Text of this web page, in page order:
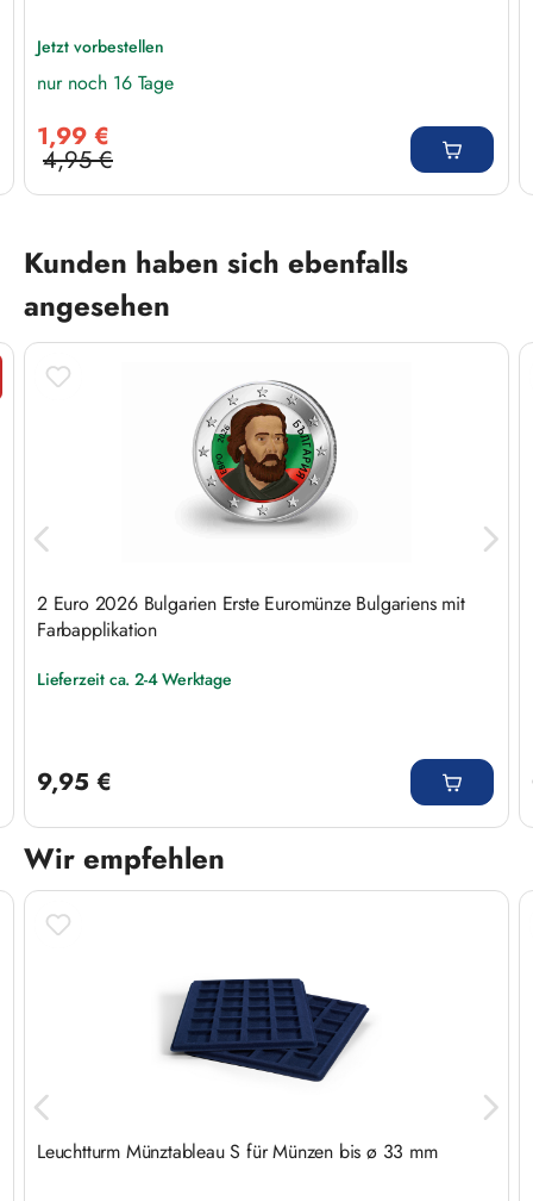
Jetzt vorbestellen
nur noch 16 Tage
1,99 €
Regulärer Preis:
4,95 €
Produktgalerie überspringen
Kunden haben sich ebenfalls
angesehen
2 Euro 2026 Bulgarien Erste Euromünze Bulgariens mit
Farbapplikation
Lieferzeit ca. 2-4 Werktage
9,95 €
Wir empfehlen
Produktgalerie überspringen
Leuchtturm Münztableau S für Münzen bis ø 33 mm